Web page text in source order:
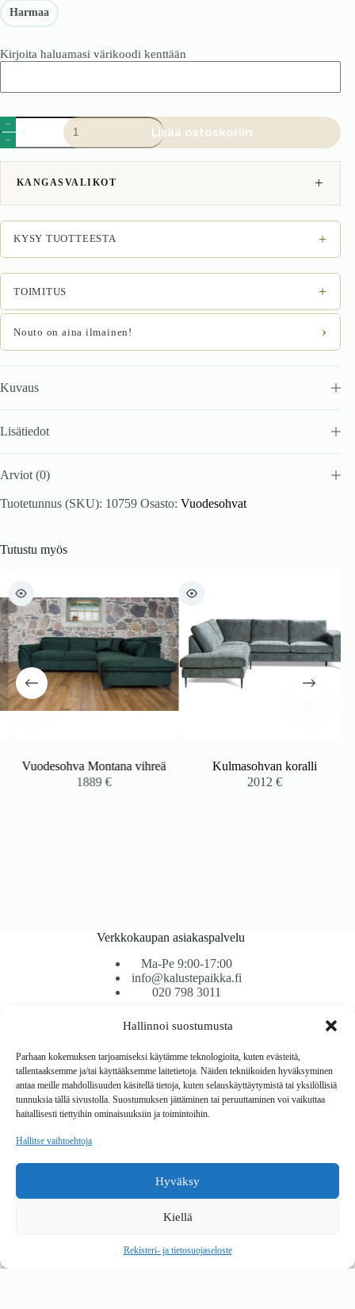
Hallinnoi suostumusta
Parhaan kokemuksen tarjoamiseksi käytämme teknologioita, kuten evästeitä,
tallentaaksemme ja/tai käyttääksemme laitetietoja. Näiden tekniikoiden hyväksyminen
antaa meille mahdollisuuden käsitellä tietoja, kuten selauskäyttäytymistä tai yksilöllisiä
tunnuksia tällä sivustolla. Suostumuksen jättäminen tai peruuttaminen voi vaikuttaa
haitallisesti tiettyihin ominaisuuksiin ja toimintoihin.
Hallitse vaihtoehtoja
Hyväksy
Kiellä
Rekisteri- ja tietosuojaseloste
Harmaa
Kirjoita haluamasi värikoodi kenttään
Vuodesohva
Toronto
patjalla
-
harmaa
määrä
Lisää ostoskoriin
KANGASVALIKOT
KYSY TUOTTEESTA +
TOIMITUS +
Nouto on aina ilmainen! ›
Kuvaus
Lisätiedot
Arviot (0)
Tuotetunnus (SKU): 10759 Osasto: Vuodesohvat
Tutustu myös
Vuodesohva Montana vihreä
1889€
Kulmasohvan koralli
2012€
Verkkokaupan asiakaspalvelu
Ma-Pe 9:00-17:00
info@kalustepaikka.fi
020 798 3011
Tavarantoimitus / Maksutavat
Toimitustavat
Maksutavat
Vaihto ja palautus
Reklamaatiot
Copyright © 2026 Kalustepaikka